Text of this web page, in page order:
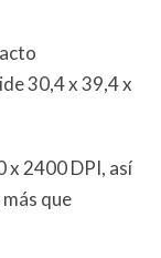
30,4 x 39,4 x
x 2400 DPI, así
que